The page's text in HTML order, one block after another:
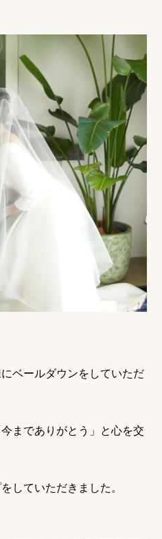
ベールダウンをしていただ
までありがとう」と心を交
していただきました。